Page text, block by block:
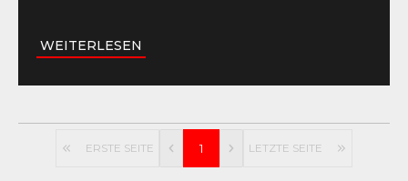
WEITERLESEN
ERSTE SEITE 1 LETZTE SEITE